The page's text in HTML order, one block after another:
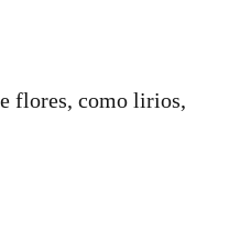
flores, como lirios,